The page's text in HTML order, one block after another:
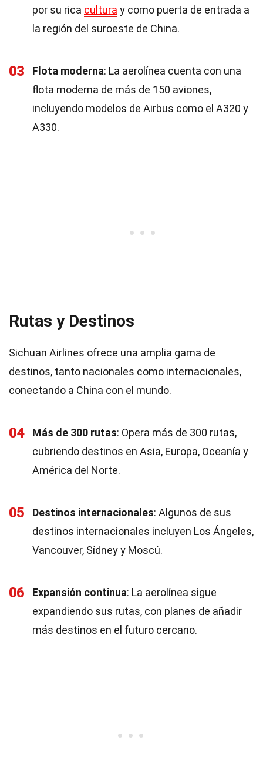
por su rica cultura y como puerta de entrada a
la región del suroeste de China.
03 Flota moderna: La aerolínea cuenta con una
flota moderna de más de 150 aviones,
incluyendo modelos de Airbus como el A320 y
A330.
Rutas y Destinos
Sichuan Airlines ofrece una amplia gama de
destinos, tanto nacionales como internacionales,
conectando a China con el mundo.
04 Más de 300 rutas: Opera más de 300 rutas,
cubriendo destinos en Asia, Europa, Oceanía y
América del Norte.
05 Destinos internacionales: Algunos de sus
destinos internacionales incluyen Los Ángeles,
Vancouver, Sídney y Moscú.
06 Expansión continua: La aerolínea sigue
expandiendo sus rutas, con planes de añadir
más destinos en el futuro cercano.